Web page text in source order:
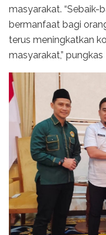
masyarakat. “Sebaik-
bermanfaat bagi
terus meningkatkan
masyarakat,”